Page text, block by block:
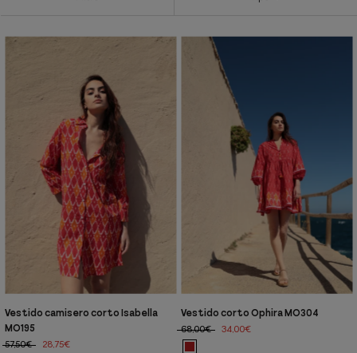
Vestido camisero corto Isabella
MO195
57,50€
28,75€
Vestido corto Ophira MO304
68,00€
34,00€